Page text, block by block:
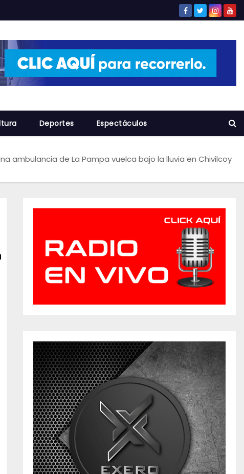
Deportes Espectáculos
ambulancia de La Pampa vuelca bajo la lluvia en Chivilcoy